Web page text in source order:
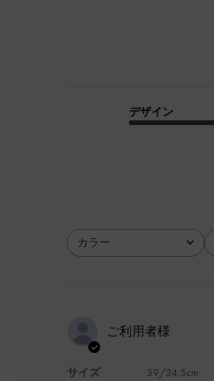
デザイン
カラー
全て
ご利用者様
サイズ
39/24.5cm